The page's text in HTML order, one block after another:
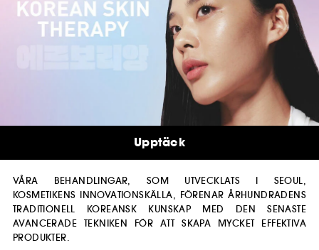
VÅRA BEHANDLINGAR, SOM UTVECKLATS I SEOUL,
KOSMETIKENS INNOVATIONSKÄLLA, FÖRENAR ÅRHUNDRADENS
TRADITIONELL KOREANSK KUNSKAP MED DEN SENASTE
AVANCERADE TEKNIKEN FÖR ATT SKAPA MYCKET EFFEKTIVA
PRODUKTER.
Upptäck